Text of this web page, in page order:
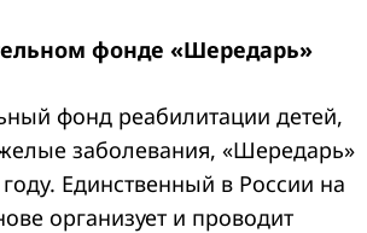
фонде «Шередарь»
фонд реабилитации детей,
заболевания, «Шередарь»
Единственный в России на
организует и проводит